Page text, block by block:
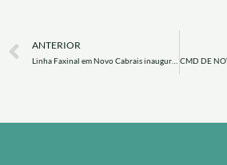
Prev
ANTERIOR